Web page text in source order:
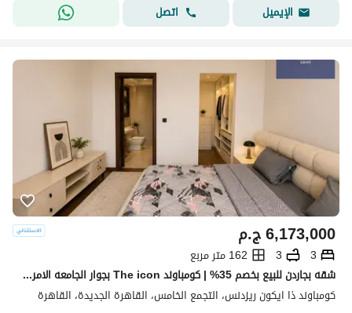
الإيميل
اتصل
ج.م6,173,000
3
3
162 متر مربع
شقه بجاردن للبيع بخصم 35% | كومباوند The icon بجوار الجامعه الامريكيه | فيو مميز مفتوح علي لاندسكيب | التجمع الخامس | القاهرة الجديدة
كومباوند ذا ايكون ريزدنس، التجمع الخامس، القاهرة الجديدة، القاهرة